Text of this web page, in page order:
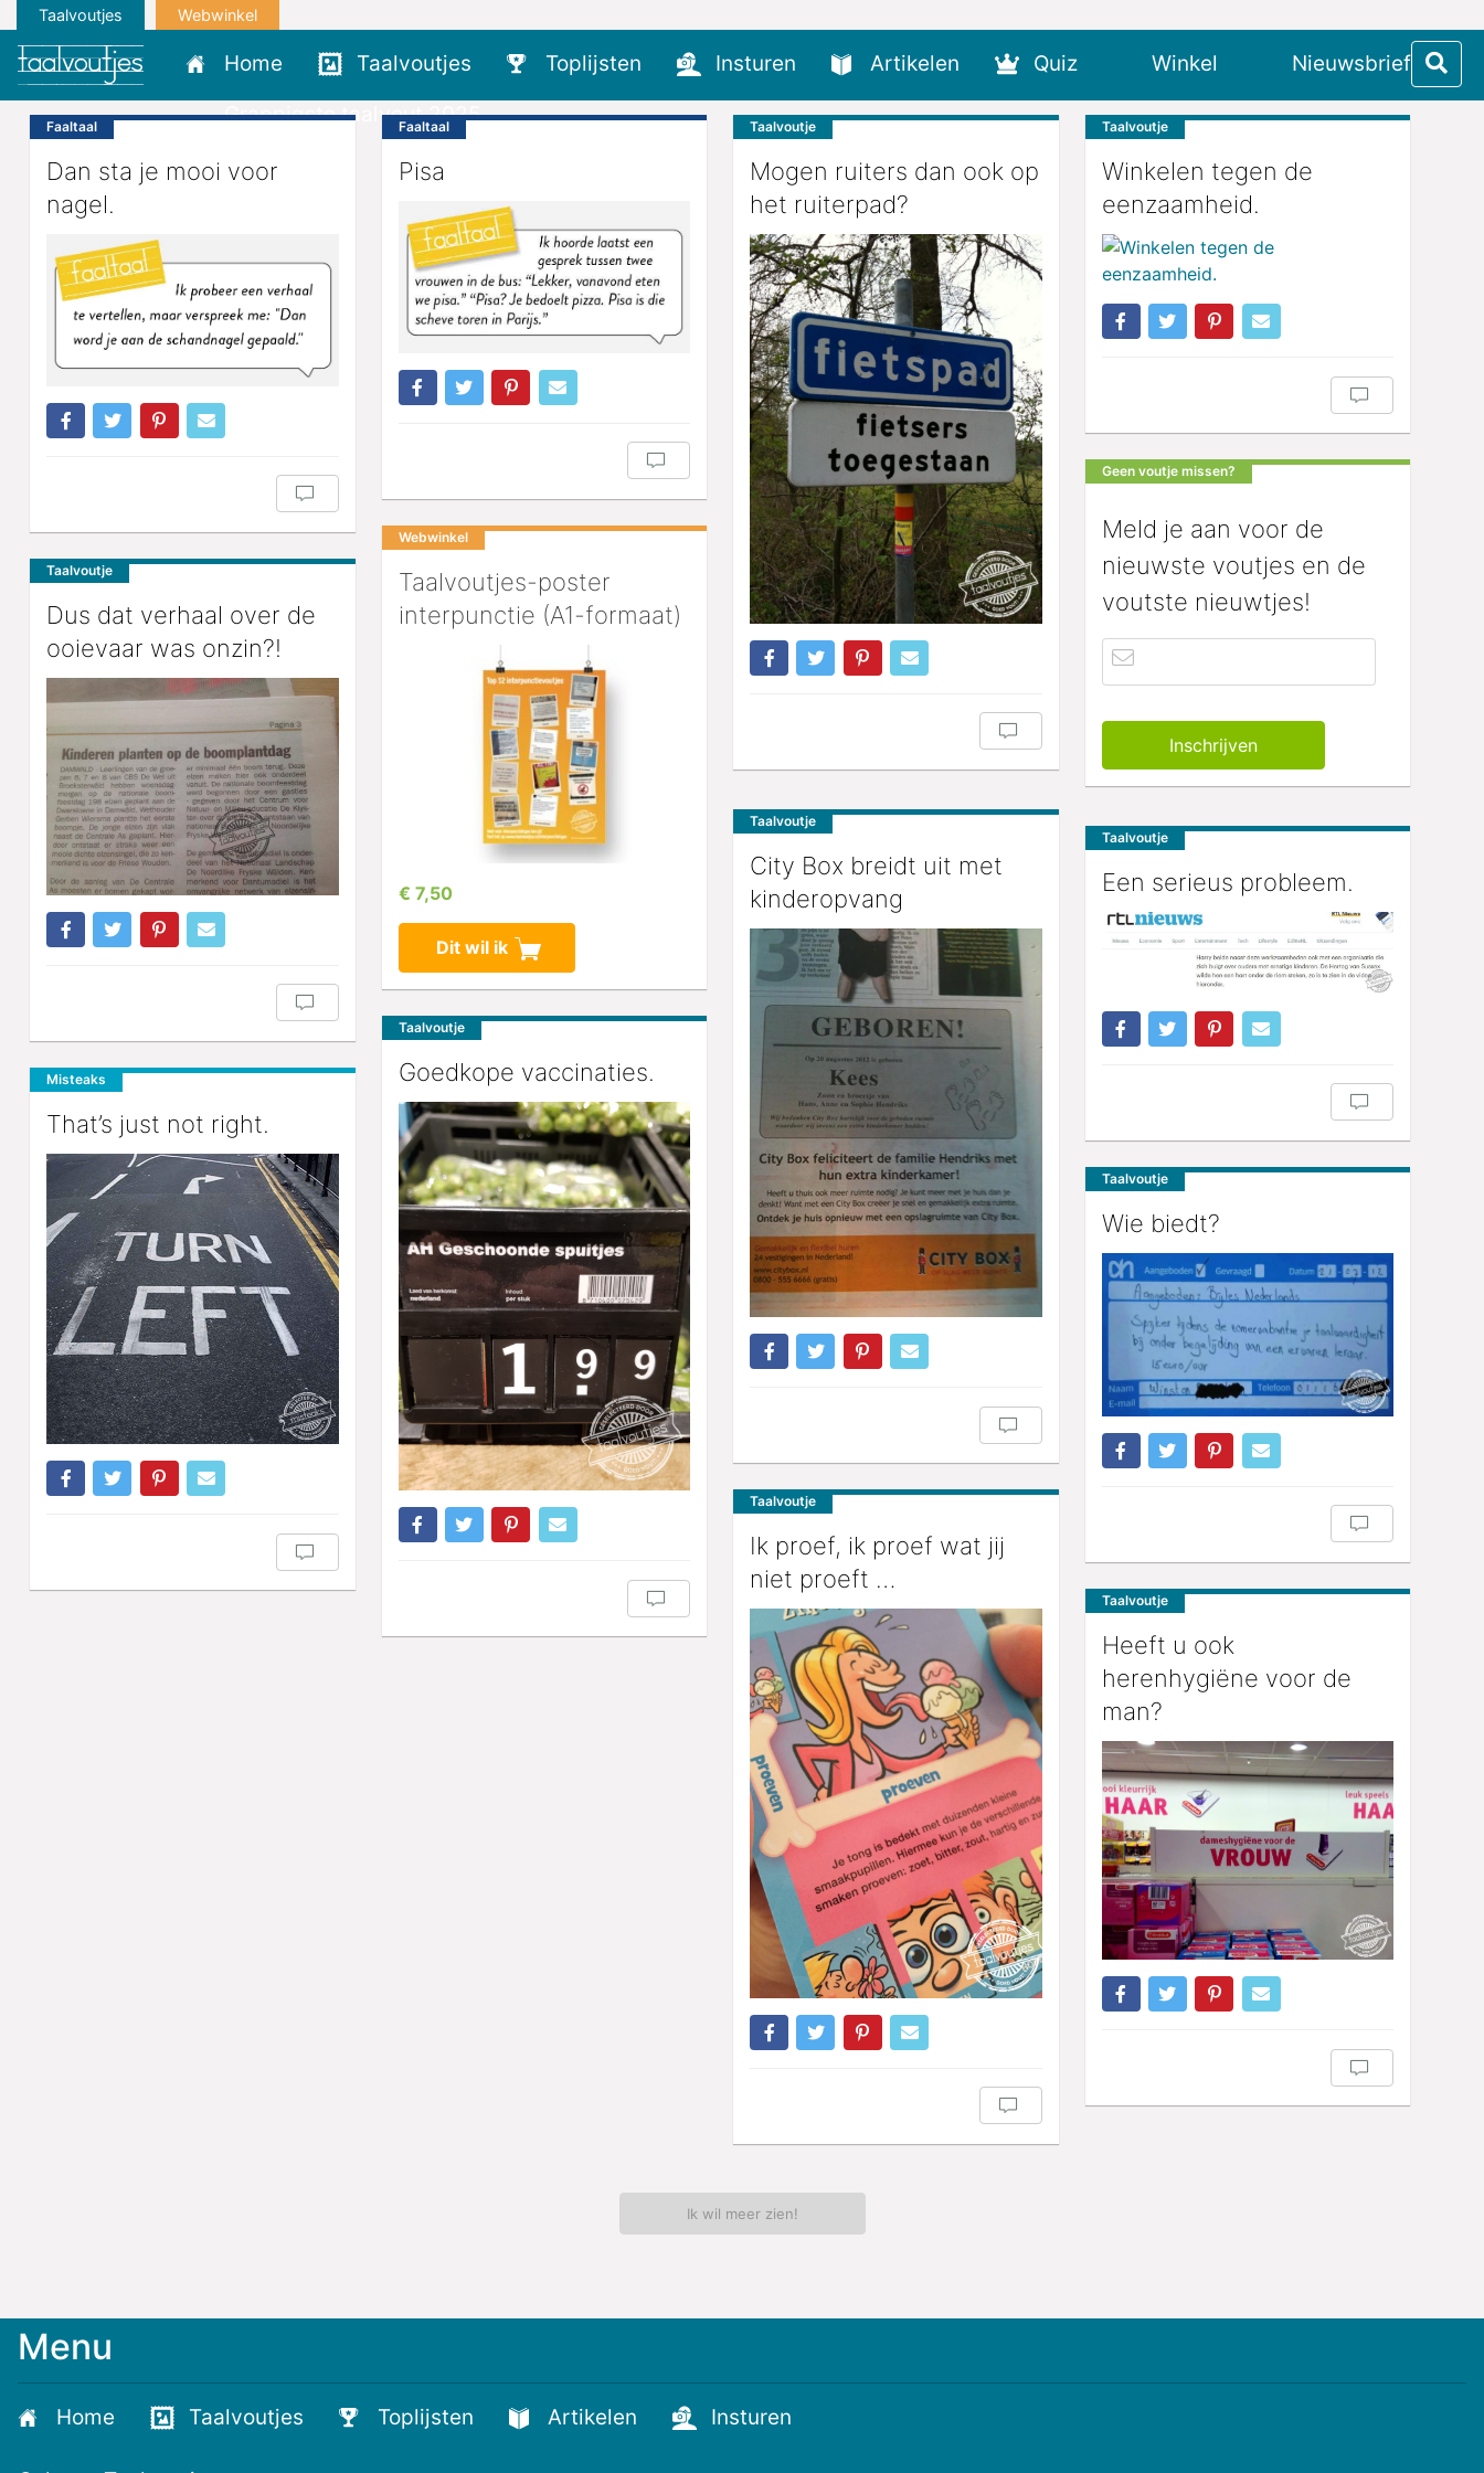
Taalvoutjes Webwinkel
Home Taalvoutjes Toplijsten Insturen Artikelen Quiz Winkel
Nieuwsbrief
Grappigste taalvout 2025
Faaltaal
Dan sta je mooi voor
nagel.
Faaltaal
Pisa
Taalvoutje
Mogen ruiters dan ook op
het ruiterpad?
Taalvoutje
Winkelen tegen de
eenzaamheid.
Geen voutje missen?
Meld je aan voor de
nieuwste voutjes en de
voutste nieuwtjes!
Webwinkel
Taalvoutjes-poster
interpunctie (A1-formaat)
€ 7,50
Dit wil ik
Taalvoutje
Dus dat verhaal over de
ooievaar was onzin?!
Taalvoutje
City Box breidt uit met
kinderopvang
Taalvoutje
Een serieus probleem.
Taalvoutje
Goedkope vaccinaties.
Misteaks
That’s just not right.
Taalvoutje
Wie biedt?
Taalvoutje
Ik proef, ik proef wat jij
niet proeft …
Taalvoutje
Heeft u ook
herenhygiëne voor de
man?
Ik wil meer zien!
Menu
Home Taalvoutjes Toplijsten Artikelen Insturen